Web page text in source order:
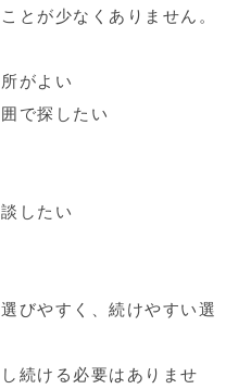
とが少なくありません。
がよい
で探したい
したい
びやすく、続けやすい選
続ける必要はありませ